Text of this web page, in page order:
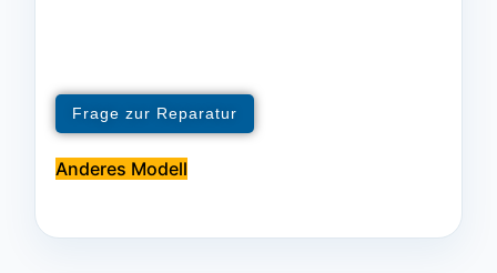
Frage zur Reparatur
Anderes Modell